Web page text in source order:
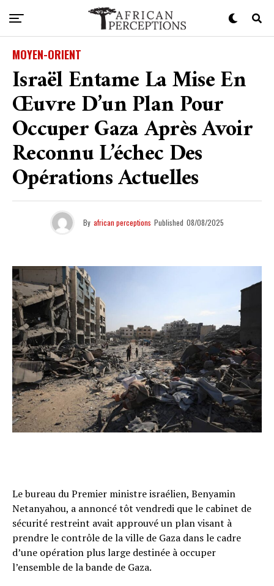
MOYEN-ORIENT
Israël Entame La Mise En
Œuvre D’un Plan Pour
Occuper Gaza Après Avoir
Reconnu L’échec Des
Opérations Actuelles
By african perceptions Published 08/08/2025
Le bureau du Premier ministre israélien, Benyamin
Netanyahou, a annoncé tôt vendredi que le cabinet de
sécurité restreint avait approuvé un plan visant à
prendre le contrôle de la ville de Gaza dans le cadre
d’une opération plus large destinée à occuper
l’ensemble de la bande de Gaza.